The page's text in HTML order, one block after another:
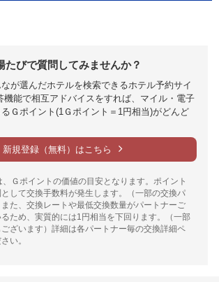
たびで質問してみませんか？
が選んだホテルを検索できるホテル予約サイ
機能で相互アドバイスをすれば、マイル・電子
Ｇポイント(1Ｇポイント＝1円相当)がどんど
新規登録（無料）はこちら
Ｇポイントの価値の目安となります。ポイント
して交換手数料が発生します。（一部の交換パ
た、交換レートや最低交換数量がパートナーご
ため、実質的には1円相当を下回ります。（一部
ざいます）詳細は各パートナー毎の交換詳細ペ
い。